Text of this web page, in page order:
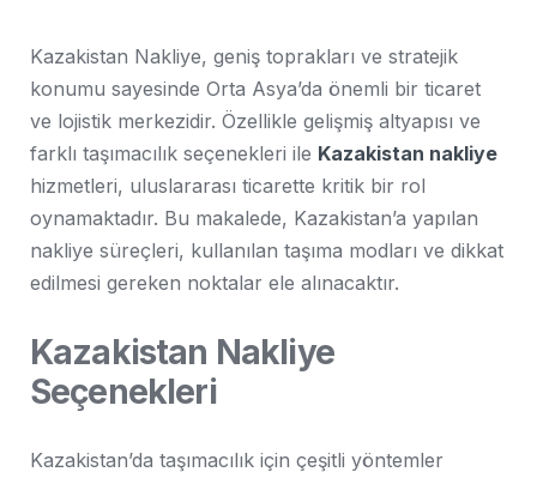
Kazakistan Nakliye, geniş toprakları ve stratejik
konumu sayesinde Orta Asya’da önemli bir ticaret
ve lojistik merkezidir. Özellikle gelişmiş altyapısı ve
farklı taşımacılık seçenekleri ile Kazakistan nakliye
hizmetleri, uluslararası ticarette kritik bir rol
oynamaktadır. Bu makalede, Kazakistan’a yapılan
nakliye süreçleri, kullanılan taşıma modları ve dikkat
edilmesi gereken noktalar ele alınacaktır.
Kazakistan Nakliye
Seçenekleri
Kazakistan’da taşımacılık için çeşitli yöntemler